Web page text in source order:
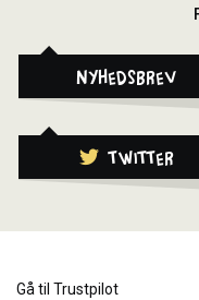
Nyhedsbrev
Twitter
Gå til Trustpilot